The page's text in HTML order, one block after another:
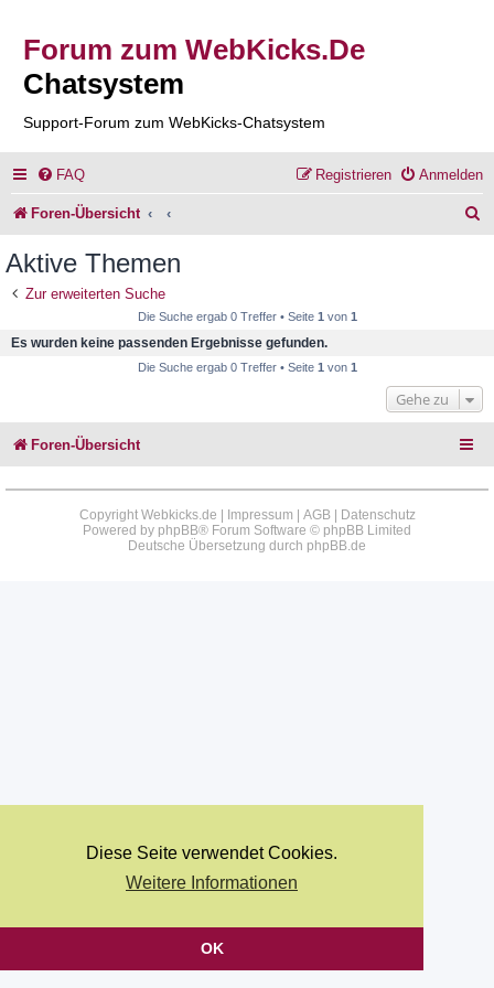
Diese Seite verwendet Cookies.
Weitere Informationen
OK
Forum zum WebKicks.De
Chatsystem
Support-Forum zum WebKicks-Chatsystem
FAQ Anmelden
Registrieren
Foren-Übersicht
Aktive Themen
Zur erweiterten Suche
Die Suche ergab 0 Treffer • Seite 1 von 1
Es wurden keine passenden Ergebnisse gefunden.
Die Suche ergab 0 Treffer • Seite 1 von 1
Gehe zu
Foren-Übersicht
Copyright Webkicks.de | Impressum AGB|
Datenschutz
Powered by phpBB® Forum Software © phpBB Limited
Deutsche Übersetzung durch phpBB.de